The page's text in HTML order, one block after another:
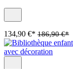
134,90 €* 186,90 €*